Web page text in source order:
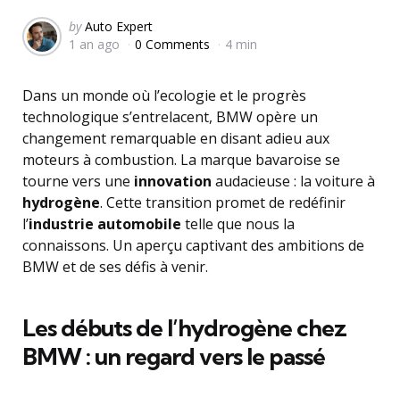
Posted
by
by Auto Expert
1 an ago
0 Comments 4 min
Dans un monde où l’ecologie et le progrès
technologique s’entrelacent, BMW opère un
changement remarquable en disant adieu aux
moteurs à combustion. La marque bavaroise se
tourne vers une innovation audacieuse : la voiture à
hydrogène. Cette transition promet de redéfinir
l’industrie automobile telle que nous la
connaissons. Un aperçu captivant des ambitions de
BMW et de ses défis à venir.
Les débuts de l’hydrogène chez
BMW : un regard vers le passé